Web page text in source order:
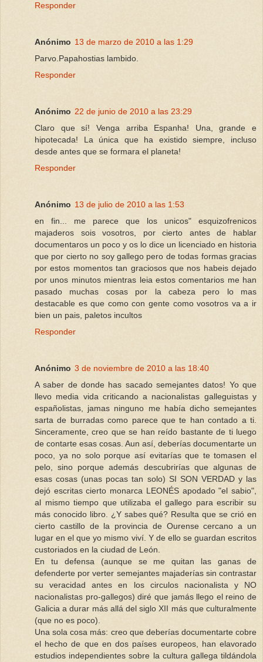
Responder
Anónimo 13 de marzo de 2010 a las 1:29
Parvo.Papahostias lambido.
Responder
Anónimo 22 de junio de 2010 a las 23:29
Claro que sí! Venga arriba Espanha! Una, grande e
hipotecada! La única que ha existido siempre, incluso
desde antes que se formara el planeta!
Responder
Anónimo 13 de julio de 2010 a las 1:53
en fin... me parece que los unicos" esquizofrenicos
majaderos sois vosotros, por cierto antes de hablar
documentaros un poco y os lo dice un licenciado en historia
que por cierto no soy gallego pero de todas formas gracias
por estos momentos tan graciosos que nos habeis dejado
por unos minutos mientras leia estos comentarios me han
pasado muchas cosas por la cabeza pero lo mas
destacable es que como con gente como vosotros va a ir
bien un pais, paletos incultos
Responder
Anónimo 3 de noviembre de 2010 a las 18:40
A saber de donde has sacado semejantes datos! Yo que
llevo media vida criticando a nacionalistas galleguistas y
españolistas, jamas ninguno me había dicho semejantes
sarta de burradas como parece que te han contado a ti.
Sinceramente, creo que se han reído bastante de ti luego
de contarte esas cosas. Aun así, deberías documentarte un
poco, ya no solo porque así evitarías que te tomasen el
pelo, sino porque además descubrirías que algunas de
esas cosas (unas pocas tan solo) SI SON VERDAD y las
dejó escritas cierto monarca LEONÉS apodado "el sabio",
al mismo tiempo que utilizaba el gallego para escribir su
más conocido libro. ¿Y sabes qué? Resulta que se crió en
cierto castillo de la provincia de Ourense cercano a un
lugar en el que yo mismo viví. Y de ello se guardan escritos
custoriados en la ciudad de León.
En tu defensa (aunque se me quitan las ganas de
defenderte por verter semejantes majaderías sin contrastar
su veracidad antes en los circulos nacionalista y NO
nacionalistas pro-gallegos) diré que jamás llego el reino de
Galicia a durar más allá del siglo XII más que culturalmente
(que no es poco).
Una sola cosa más: creo que deberías documentarte cobre
el hecho de que en dos países europeos, han elavorado
estudios independientes sobre la cultura gallega tildándola